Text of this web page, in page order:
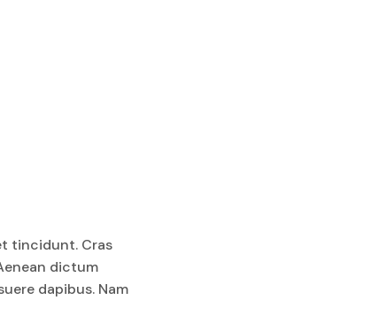
tincidunt. Cras
dictum
dapibus. Nam